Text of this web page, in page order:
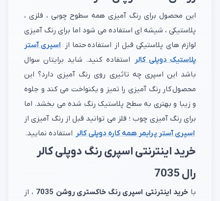
این محصول برای رنگ آمیزی همه سطوح چوبی ، فلزی ،
پلاستیکی ، شیشه ای استفاده می شود اما برای رنگ آمیزی
لوازم های پلاستیکی قبل از استفاده حتما از اسپری آستر
پلاستیک دوپلی کالر
استفاده کنید. شاید برایتان سوال
باشد این اسپری چه تاثیری روی رنگ آمیزی دارد؟ این
محصول کار رنگ آمیزی را تمیز و یکنواخت می کند و جلوه
و زیبا و بهتری به سطح پلاستیک رنگ شده می بخشد. اما
برای رنگ آمیزی چوب ؛ فلز می توانید قبل از رنگ آمیزی از
اسپری آستر پرایمر همه کاره دوپلی کالر استفاده نمایید.
خرید اینترنتی اسپری رنگ دوپلی کالر
رال 7035
باخرید اینترنتی اسپری رنگ خاکستری روشن 7035
، از